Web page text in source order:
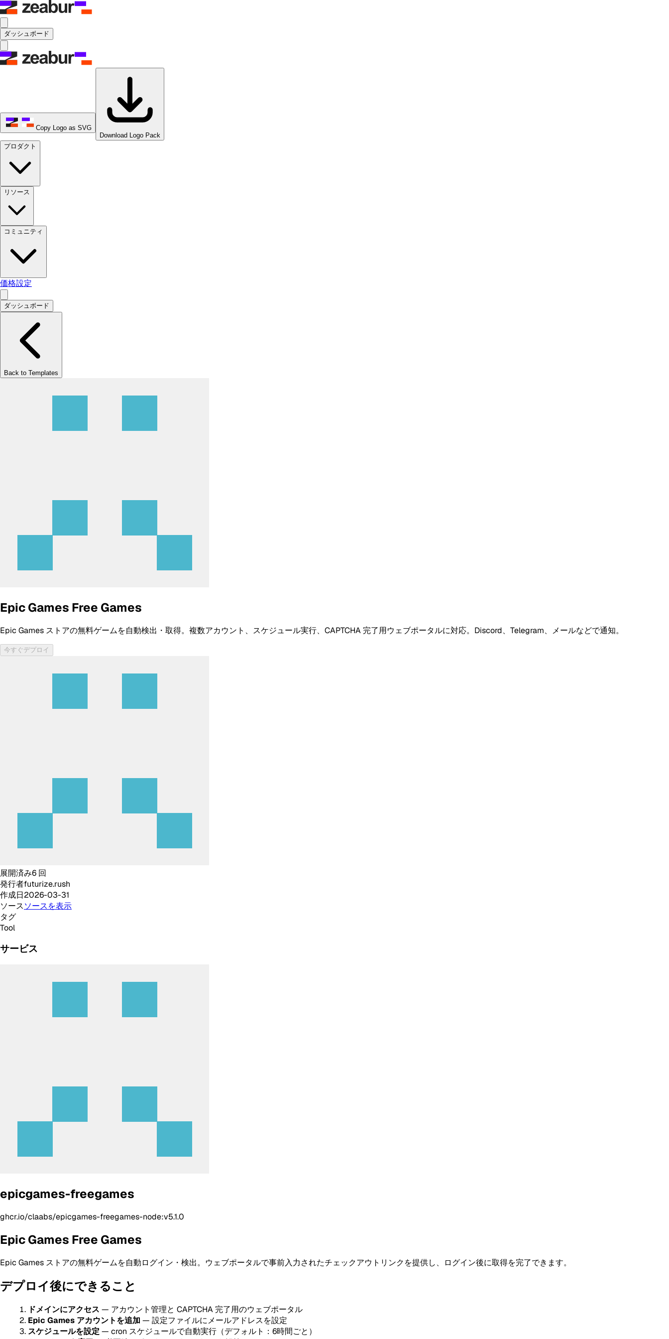
ダッシュボード
Copy Logo as SVG
Download Logo Pack
プロダクト
リソース
コミュニティ
価格設定
ダッシュボード
Back to Templates
Epic Games Free Games
Epic Games ストアの無料ゲームを自動検出・取得。複数アカウント、スケジュール実行、CAPTCHA 完了用ウェブポータルに対応。Discord、Telegram、メールなどで通知。
今すぐデプロイ
展開済み6 回
発行者futurize.rush
作成日2026-03-31
ソースソースを表示
タグ
Tool
サービス
epicgames-freegames
ghcr.io/claabs/epicgames-freegames-node:v5.1.0
Epic Games Free Games
Epic Games ストアの無料ゲームを自動ログイン・検出。ウェブポータルで事前入力されたチェックアウトリンクを提供し、ログイン後に取得を完了できます。
デプロイ後にできること
ドメインにアクセス — アカウント管理と CAPTCHA 完了用のウェブポータル
Epic Games アカウントを追加 — 設定ファイルにメールアドレスを設定
スケジュールを設定 — cron スケジュールで自動実行（デフォルト：6時間ごと）